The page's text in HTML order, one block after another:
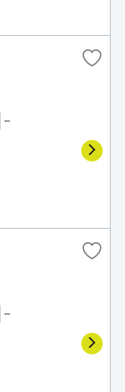
－
－